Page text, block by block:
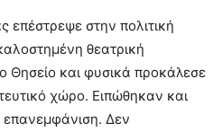
επέστρεψε στην πολιτική
θεατρική
Θησείο και φυσικά προκάλεσε
χώρο. Ειπώθηκαν και
Δεν